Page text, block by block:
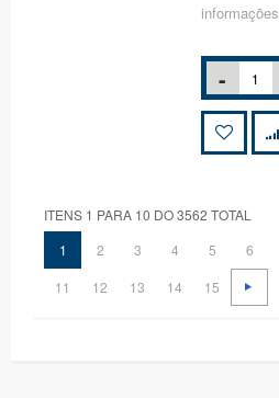
informações
ITENS 1 PARA 10 DO 3562 TOTAL
1
2 3 4 5 6
11
12 13 14 15